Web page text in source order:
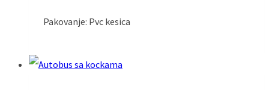
Pakovanje: Pvc kesica